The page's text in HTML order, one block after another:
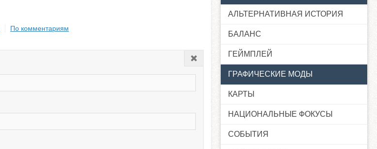
По комментариям
АЛЬТЕРНАТИВНАЯ ИСТОРИЯ
БАЛАНС
ГЕЙМПЛЕЙ
ГРАФИЧЕСКИЕ МОДЫ
КАРТЫ
НАЦИОНАЛЬНЫЕ ФОКУСЫ
СОБЫТИЯ